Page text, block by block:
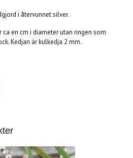
i återvunnet silver.
en cm i diameter utan ringen som
Kedjan är kulkedja 2 mm.